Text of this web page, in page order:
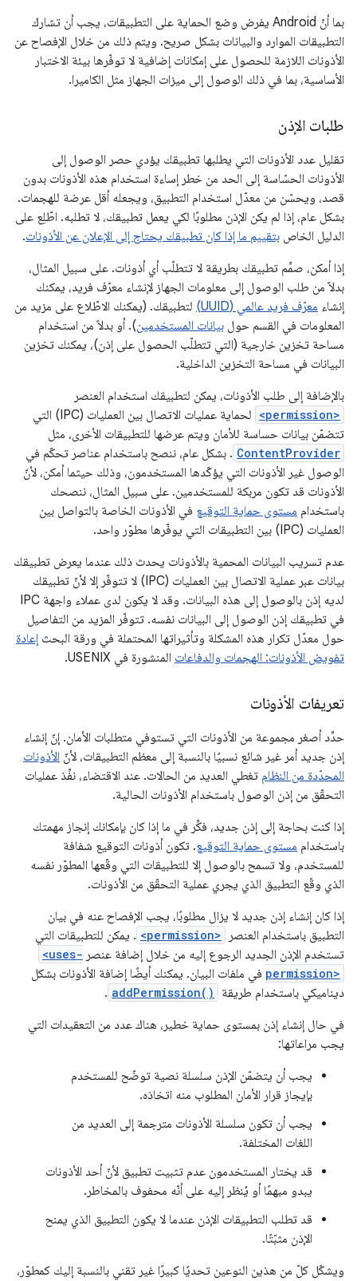
بما أنّ Android يفرض وضع الحماية على التطبيقات، يجب أن تشارك
التطبيقات الموارد والبيانات بشكل صريح. ويتم ذلك من خلال الإفصاح عن
الأذونات اللازمة للحصول على إمكانات إضافية لا توفّرها بيئة الاختبار
الأساسية، بما في ذلك الوصول إلى ميزات الجهاز مثل الكاميرا.
طلبات الإذن
تقليل عدد الأذونات التي يطلبها تطبيقك يؤدي حصر الوصول إلى
الأذونات الحسّاسة إلى الحد من خطر إساءة استخدام هذه الأذونات بدون
قصد، ويحسّن من معدّل استخدام التطبيق، ويجعله أقل عرضة للهجمات.
بشكل عام، إذا لم يكن الإذن مطلوبًا لكي يعمل تطبيقك، لا تطلبه. اطّلِع على
الدليل الخاص بتقييم ما إذا كان تطبيقك يحتاج إلى الإعلان عن الأذونات.
إذا أمكن، صمِّم تطبيقك بطريقة لا تتطلّب أي أذونات. على سبيل المثال،
بدلاً من طلب الوصول إلى معلومات الجهاز لإنشاء معرّف فريد، يمكنك
إنشاء معرّف فريد عالمي (UUID)
لتطبيقك. (يمكنك الاطّلاع على مزيد من
المعلومات في القسم حول بيانات المستخدمين). أو بدلاً من استخدام
مساحة تخزين خارجية (التي تتطلّب الحصول على إذن)، يمكنك تخزين
البيانات في مساحة التخزين الداخلية.
بالإضافة إلى طلب الأذونات، يمكن لتطبيقك استخدام العنصر
<permission>
لحماية عمليات الاتصال بين العمليات (IPC) التي
تتضمّن بيانات حساسة للأمان ويتم عرضها للتطبيقات الأخرى، مثل
ContentProvider . بشكل عام، ننصح باستخدام عناصر تحكّم في
الوصول غير الأذونات التي يؤكّدها المستخدمون، وذلك حيثما أمكن، لأنّ
الأذونات قد تكون مربكة للمستخدمين. على سبيل المثال، ننصحك
باستخدام مستوى حماية التوقيع في الأذونات الخاصة بالتواصل بين
العمليات (IPC) بين التطبيقات التي يوفّرها مطوّر واحد.
عدم تسريب البيانات المحمية بالأذونات يحدث ذلك عندما يعرض تطبيقك
بيانات عبر عملية الاتصال بين العمليات (IPC) لا تتوفّر إلا لأنّ تطبيقك
لديه إذن بالوصول إلى هذه البيانات. وقد لا يكون لدى عملاء واجهة IPC
في تطبيقك إذن الوصول إلى البيانات نفسه. تتوفّر المزيد من التفاصيل
حول معدّل تكرار هذه المشكلة وتأثيراتها المحتملة في ورقة البحث إعادة
تفويض الأذونات: الهجمات والدفاعات المنشورة في USENIX.
تعريفات الأذونات
حدِّد أصغر مجموعة من الأذونات التي تستوفي متطلبات الأمان. إنّ إنشاء
إذن جديد أمر غير شائع نسبيًا بالنسبة إلى معظم التطبيقات، لأنّ الأذونات
المحدّدة من النظام تغطي العديد من الحالات. عند الاقتضاء، نفِّذ عمليات
التحقّق من إذن الوصول باستخدام الأذونات الحالية.
إذا كنت بحاجة إلى إذن جديد، فكِّر في ما إذا كان بإمكانك إنجاز مهمتك
باستخدام مستوى حماية التوقيع. تكون أذونات التوقيع شفافة
للمستخدم، ولا تسمح بالوصول إلا للتطبيقات التي وقّعها المطوّر نفسه
الذي وقّع التطبيق الذي يجري عملية التحقّق من الأذونات.
إذا كان إنشاء إذن جديد لا يزال مطلوبًا، يجب الإفصاح عنه في بيان
التطبيق باستخدام العنصر
<permission> . يمكن للتطبيقات التي
تستخدم الإذن الجديد الرجوع إليه من خلال إضافة عنصر <uses-
permission> في ملفات البيان. يمكنك أيضًا إضافة الأذونات بشكل
ديناميكي باستخدام طريقة
addPermission()
.
في حال إنشاء إذن بمستوى حماية خطير، هناك عدد من التعقيدات التي
يجب مراعاتها:
يجب أن يتضمّن الإذن سلسلة نصية توضّح للمستخدم
بإيجاز قرار الأمان المطلوب منه اتخاذه.
يجب أن تكون سلسلة الأذونات مترجمة إلى العديد من
اللغات المختلفة.
قد يختار المستخدمون عدم تثبيت تطبيق لأنّ أحد الأذونات
يبدو مبهمًا أو يُنظر إليه على أنّه محفوف بالمخاطر.
قد تطلب التطبيقات الإذن عندما لا يكون التطبيق الذي يمنح
الإذن مثبّتًا.
ويشكّل كلّ من هذين النوعين تحديًا كبيرًا غير تقني بالنسبة إليك كمطوّر،